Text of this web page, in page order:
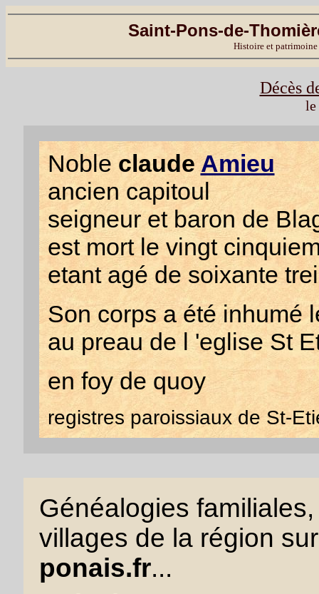
Saint-Pons-de-
Histoire et
Décès
le
Noble claudeAmieu
ancien capitoul
seigneur et baron de
est mort le vingt
etant agé de soixante
Son corps a été inhumé
au preau de l 'eglise St
en foy de quoy
registres paroissiaux de St-
Généalogies
villages de la région
ponais.fr...